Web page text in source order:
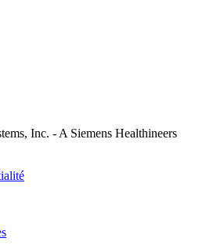
Inc. - A Siemens Healthineers